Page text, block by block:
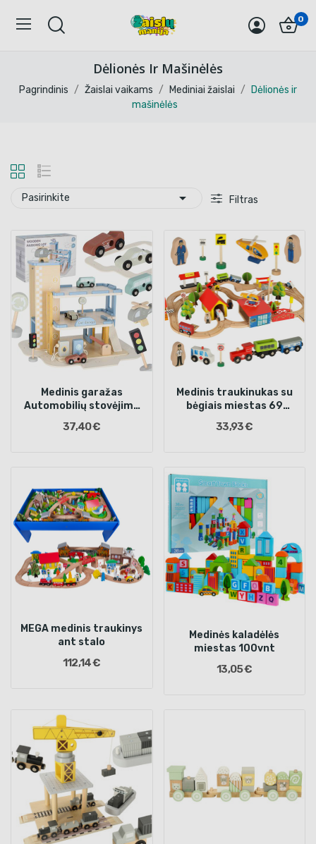
0
Dėlionės Ir Mašinėlės
Pagrindinis Žaislai vaikams Mediniai žaislai
Dėlionės ir
mašinėlės
Pasirinkite  Filtras
Medinis garažas
Automobilių stovėjimo
37,40 €
Medinis traukinukas su
bėgiais miestas 69
33,93 €
MEGA medinis traukinys
ant stalo
112,14 €
Medinės kaladėlės
miestas 100vnt
13,05 €